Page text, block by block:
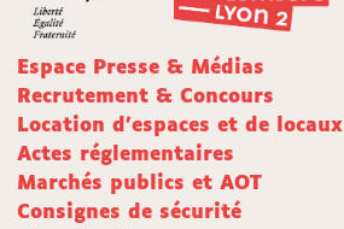
Espace Presse & Médias
Recrutement & Concours
Location d'espaces et de locaux
Actes réglementaires
Marchés publics et AOT
Consignes de sécurité